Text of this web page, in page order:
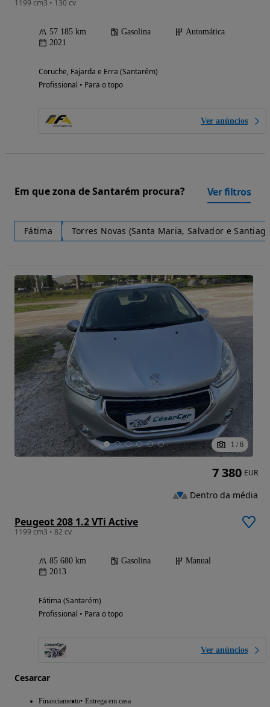
1199 cm3 • 130 cv
57 185 km Gasolina
Automática
2021
Coruche, Fajarda e Erra (Santarém)
Profissional • Para o topo
Ver anúncios
Em que zona de Santarém procura? Ver filtros
Fátima Torres Novas (Santa Maria, Salvador e
1 / 6
Peugeot 208 1.2 VTi Active
1199 cm3 • 82 cv
85 680 km Gasolina
Manual
2013
Fátima (Santarém)
Profissional • Para o topo
Ver anúncios
Cesarcar
Financiamento Entrega em casa
7 380 EUR
Dentro da média